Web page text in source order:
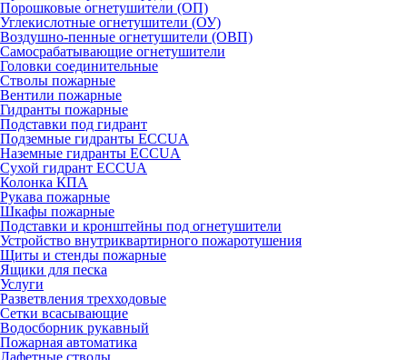
Порошковые огнетушители (ОП)
Углекислотные огнетушители (ОУ)
Воздушно-пенные огнетушители (ОВП)
Самосрабатывающие огнетушители
Головки соединительные
Стволы пожарные
Вентили пожарные
Гидранты пожарные
Подставки под гидрант
Подземные гидранты ECCUA
Наземные гидранты ECCUA
Сухой гидрант ECCUA
Колонка КПА
Рукава пожарные
Шкафы пожарные
Подставки и кронштейны под огнетушители
Устройство внутриквартирного пожаротушения
Щиты и стенды пожарные
Ящики для песка
Услуги
Разветвления трехходовые
Сетки всасывающие
Водосборник рукавный
Пожарная автоматика
Лафетные стволы